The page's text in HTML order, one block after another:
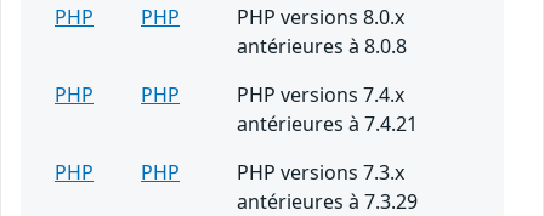
PHP PHP
PHP versions 8.0.x
antérieures à 8.0.8
PHP
PHP
PHP versions 7.4.x
antérieures à 7.4.21
PHP
PHP
PHP versions 7.3.x
antérieures à 7.3.29